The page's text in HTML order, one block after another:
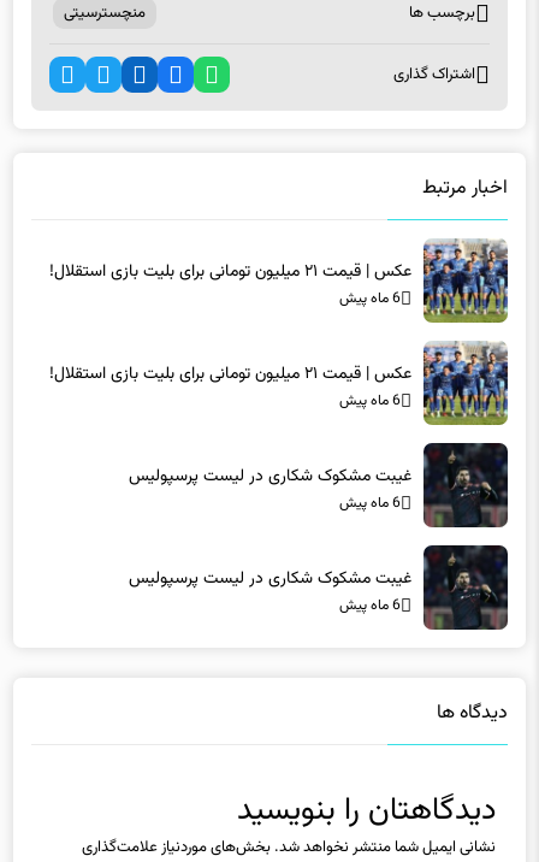
برچسب ها منچسترسیتی
اشتراک گذاری
اخبار مرتبط
عکس | قیمت ۲۱ میلیون تومانی برای بلیت بازی استقلال!
6 ماه پیش
عکس | قیمت ۲۱ میلیون تومانی برای بلیت بازی استقلال!
6 ماه پیش
غیبت مشکوک شکاری در لیست پرسپولیس
6 ماه پیش
غیبت مشکوک شکاری در لیست پرسپولیس
6 ماه پیش
دیدگاه ها
دیدگاهتان را بنویسید
نشانی ایمیل شما منتشر نخواهد شد. بخش‌های موردنیاز علامت‌گذاری